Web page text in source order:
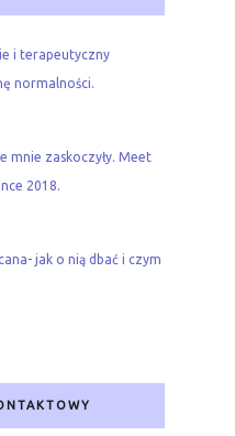
i terapeutyczny
normalności.
mnie zaskoczyły. Meet
2018.
jak o nią dbać i czym